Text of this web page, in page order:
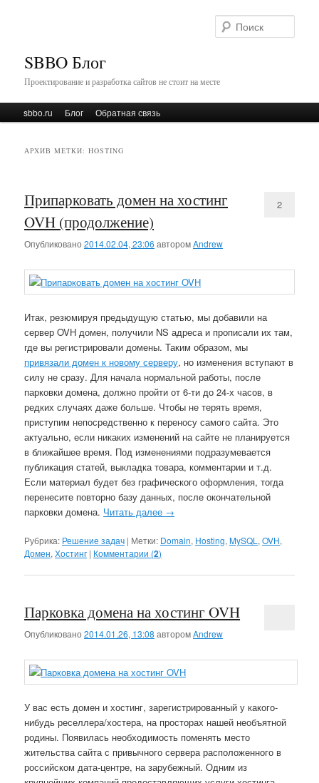
SBBO Блог
Проектирование и разработка сайтов не стоит на месте
Главное менюПерейти к основному содержимому
Перейти к дополнительному содержимому
sbbo.ru Блог Обратная связь
АРХИВ МЕТКИ:HOSTING
Припарковать домен на хостинг
OVH (продолжение)
Опубликовано2014.02.04, 23:06 авторомAndrew
2
Итак, резюмируя предыдущую статью, мы добавили на
сервер OVH домен, получили NS адреса и прописали их там,
где вы регистрировали домены. Таким образом, мы
привязали домен к новому серверу, но изменения вступают в
силу не сразу. Для начала нормальной работы, после
парковки домена, должно пройти от 6-ти до 24-х часов, в
редких случаях даже больше. Чтобы не терять время,
приступим непосредственно к переносу самого сайта. Это
актуально, если никаких изменений на сайте не планируется
в ближайшее время. Под изменениями подразумевается
публикация статей, выкладка товара, комментарии и т.д.
Если материал будет без графического оформления, тогда
перенесите повторно базу данных, после окончательной
парковки домена. Читать далее →
Рубрика: Решение задач | Метки: Domain, Hosting,MySQL ,OVH,
Домен,Хостинг | Комментарии (2)
Парковка домена на хостинг OVH
Опубликовано2014.01.26, 13:08 авторомAndrew
У вас есть домен и хостинг, зарегистрированный у какого-
нибудь реселлера/хостера, на просторах нашей необъятной
родины. Появилась необходимость поменять место
жительства сайта с привычного сервера расположенного в
российском дата-центре, на зарубежный. Одним из